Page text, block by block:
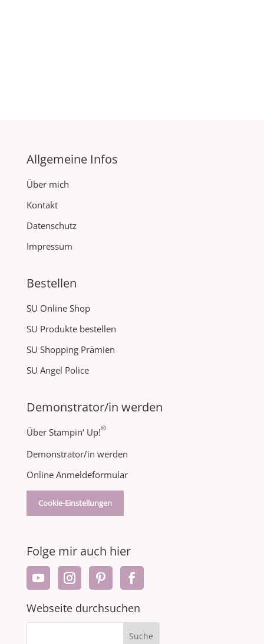
Allgemeine Infos
Über mich
Kontakt
Datenschutz
Impressum
Bestellen
SU Online Shop
SU Produkte bestellen
SU Shopping Prämien
SU Angel Police
Demonstrator/in werden
Über Stampin‘ Up!®
Demonstrator/in werden
Online Anmeldeformular
Cookie-Einstellungen
Folge mir auch hier
Webseite durchsuchen